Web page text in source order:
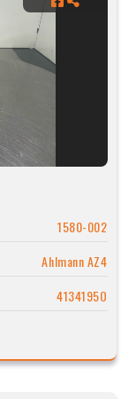
1580-002
Ahlmann AZ4
4134195O